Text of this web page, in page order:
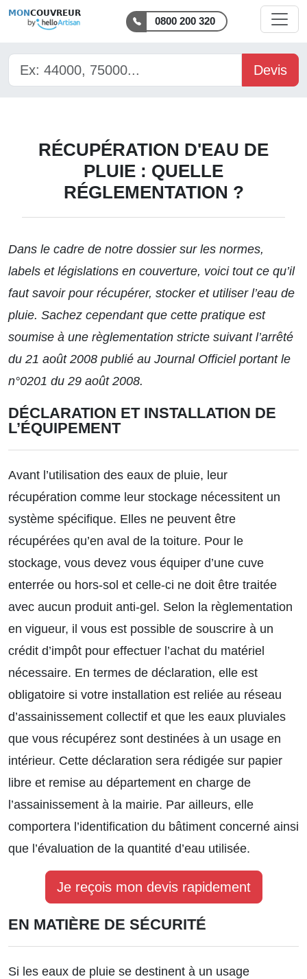
MON COUVREUR
0800 200 320
Devis
RÉCUPÉRATION D'EAU DE
PLUIE : QUELLE
RÉGLEMENTATION ?
Dans le cadre de notre dossiersur les normes,
labels et législations en couverture, voici tout ce qu’il
faut savoir pour récupérer, stocker et utiliser l’eau de
pluie. Sachez cependant que cette pratique est
soumise à une règlementation stricte suivant l’arrêté
du 21 août 2008 publié au Journal Officiel portant le
n°0201 du 29 août 2008.
DÉCLARATION ET INSTALLATION DE
L’ÉQUIPEMENT
Avant l’utilisation des eaux de pluie, leur
récupération comme leur stockage nécessitent un
système spécifique. Elles ne peuvent être
récupérées qu’en aval de la toiture. Pour le
stockage, vous devez vous équiper d’une cuve
enterrée ou hors-sol et celle-ci ne doit être traitée
avec aucun produit anti-gel. Selon la règlementation
en vigueur, il vous est possible de souscrire à un
crédit d’impôt pour effectuer l’achat du matériel
nécessaire. En termes de déclaration, elle est
obligatoire si votre installation est reliée au réseau
d’assainissement collectif et que les eaux pluviales
que vous récupérez sont destinées à un usage en
intérieur. Cette déclaration sera rédigée sur papier
libre et remise au département en charge de
l’assainissement à la mairie. Par ailleurs, elle
comportera l’identification du bâtiment concerné ainsi
que l’évaluation de la quantité d’eau utilisée.
Je reçois mon devis rapidement
EN MATIÈRE DE SÉCURITÉ
Si les eaux de pluie se destinent à un usage